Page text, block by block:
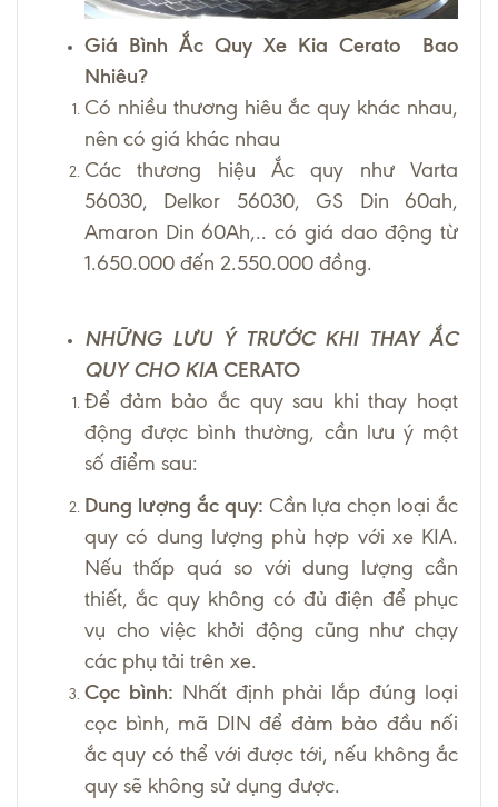
Giá Bình Ắc Quy Xe Kia Cerato
Bao
Nhiêu?
Có nhiều thương hiêu ắc quy khác nhau,
nên có giá khác nhau
Các thương hiệu Ắc quy như Varta
56030, Delkor 56030, GS Din 60ah,
Amaron Din 60Ah,.. có giá dao động từ
1.650.000 đến 2.550.000 đồng.
NHỮNG LƯU Ý TRƯỚC KHI THAY ẮC
QUY CHO KIA CERATO
Để đảm bảo ắc quy sau khi thay hoạt
động được bình thường, cần lưu ý một
số điểm sau:
Dung lượng ắc quy: Cần lựa chọn loại ắc
quy có dung lượng phù hợp với xe KIA.
Nếu thấp quá so với dung lượng cần
thiết, ắc quy không có đủ điện để phục
vụ cho việc khởi động cũng như chạy
các phụ tải trên xe.
Cọc bình: Nhất định phải lắp đúng loại
cọc bình, mã DIN để đảm bảo đầu nối
ắc quy có thể với được tới, nếu không ắc
quy sẽ không sử dụng được.